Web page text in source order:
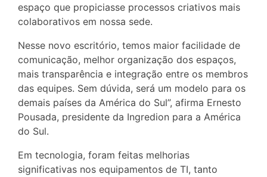
espaço que propiciasse processos criativos mais
colaborativos em nossa sede.
Nesse novo escritório, temos maior facilidade de
comunicação, melhor organização dos espaços,
mais transparência e integração entre os membros
das equipes. Sem dúvida, será um modelo para os
demais países da América do Sul”, afirma Ernesto
Pousada, presidente da Ingredion para a América
do Sul.
Em tecnologia, foram feitas melhorias
significativas nos equipamentos de TI, tanto